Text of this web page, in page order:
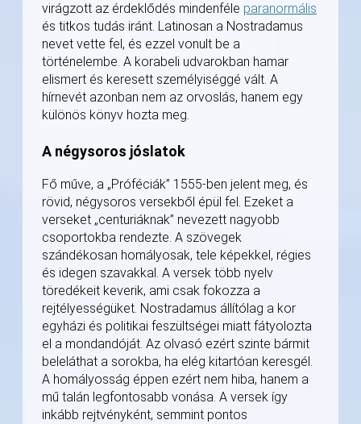
virágzott az érdeklődés mindenféle paranormális
és titkos tudás iránt. Latinosan a Nostradamus
nevet vette fel, és ezzel vonult be a
történelembe. A korabeli udvarokban hamar
elismert és keresett személyiséggé vált. A
hírnevét azonban nem az orvoslás, hanem egy
különös könyv hozta meg.
A négysoros jóslatok
Fő műve, a „Próféciák” 1555-ben jelent meg, és
rövid, négysoros versekből épül fel. Ezeket a
verseket „centuriáknak” nevezett nagyobb
csoportokba rendezte. A szövegek
szándékosan homályosak, tele képekkel, régies
és idegen szavakkal. A versek több nyelv
töredékeit keverik, ami csak fokozza a
rejtélyességüket. Nostradamus állítólag a kor
egyházi és politikai feszültségei miatt fátyolozta
el a mondandóját. Az olvasó ezért szinte bármit
beleláthat a sorokba, ha elég kitartóan keresgél.
A homályosság éppen ezért nem hiba, hanem a
mű talán legfontosabb vonása. A versek így
inkább rejtvényként, semmint pontos